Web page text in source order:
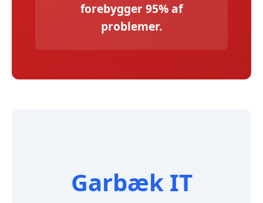
forebygger 95% af
problemer.
Garbæk IT